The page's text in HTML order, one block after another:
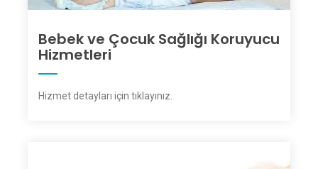
Bebek ve Çocuk Sağlığı Koruyucu
Hizmetleri
Hizmet detayları için tıklayınız